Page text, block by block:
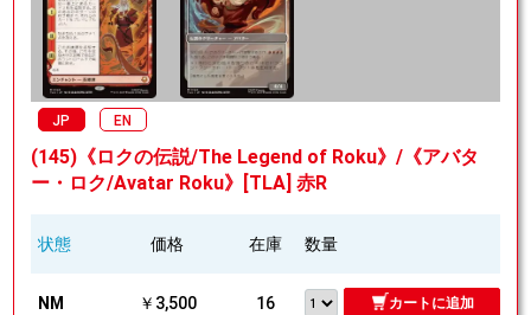
JP EN
(145)《ロクの伝説/The Legend of Roku》/《アバタ
ー・ロク/Avatar Roku》[TLA] 赤R
状態 価格 在庫 数量
NM ￥3,500 16 カートに追加